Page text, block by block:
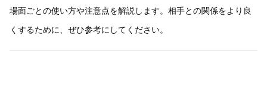
場面ごとの使い方や注意点を解説します。相手との関係をより良
くするために、ぜひ参考にしてください。